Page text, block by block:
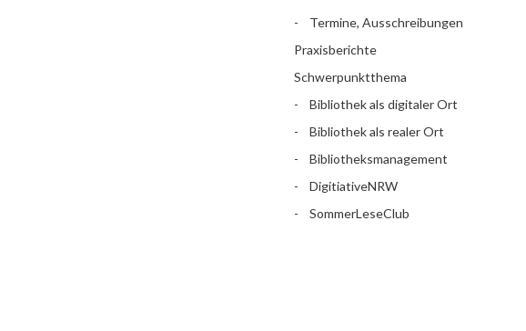
Termine, Ausschreibungen
Praxisberichte
Schwerpunktthema
Bibliothek als digitaler Ort
Bibliothek als realer Ort
Bibliotheksmanagement
DigitiativeNRW
SommerLeseClub